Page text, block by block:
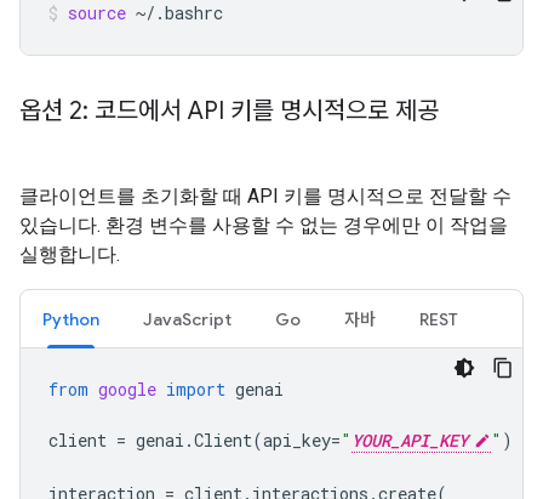
source ~/.bashrc
옵션 2: 코드에서 API 키를 명시적으로 제공
클라이언트를 초기화할 때 API 키를 명시적으로 전달할 수
있습니다. 환경 변수를 사용할 수 없는 경우에만 이 작업을
실행합니다.
Python JavaScript Go 자바 REST
from google import genai
client = genai .Client(api_key=" YOUR_API_KEY " )
interaction = client. interactions .create(